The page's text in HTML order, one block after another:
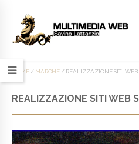
HOME / MARCHE / REALIZZAZIONE SITI WEB
REALIZZAZIONE SITI WEB